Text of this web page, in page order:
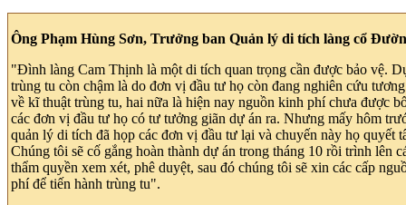
Ông Phạm Hùng Sơn, Trưởng ban Quản lý di tích làng cổ
"Đình làng Cam Thịnh là một di tích quan trọng cần được bảo vệ.
trùng tu còn chậm là do đơn vị đầu tư họ còn đang nghiên cứu
về kĩ thuật trùng tu, hai nữa là hiện nay nguồn kinh phí chưa được
các đơn vị đầu tư họ có tư tưởng giãn dự án ra. Nhưng mấy hôm
quản lý di tích đã họp các đơn vị đầu tư lại và chuyến này họ quyết
Chúng tôi sẽ cố gắng hoàn thành dự án trong tháng 10 rồi trình lên
thẩm quyền xem xét, phê duyệt, sau đó chúng tôi sẽ xin các cấp
phí để tiến hành trùng tu".